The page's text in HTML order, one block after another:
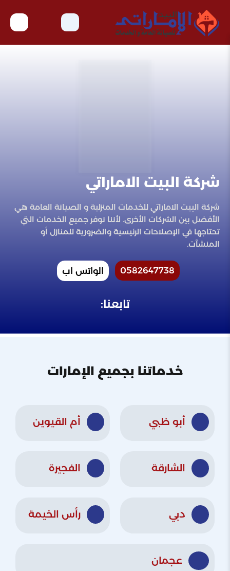
شركة البيت الاماراتي
شركة البيت الاماراتي للخدمات المنزلية و الصيانة العامة هي
الأفضل بين الشركات الأخرى. لأننا نوفر جميع الخدمات التي
تحتاجها في الإصلاحات الرئيسية والضرورية للمنازل أو
المنشآت.
0582647738 الواتس اب
تابعنا:
خدماتنا بجميع الإمارات
أبو ظبي أم القيوين
الشارقة الفجيرة
دبي رأس الخيمة
عجمان